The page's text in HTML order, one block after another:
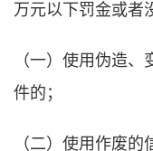
万元以下罚金或
（一）使用伪造
件的；
（二）使用作废